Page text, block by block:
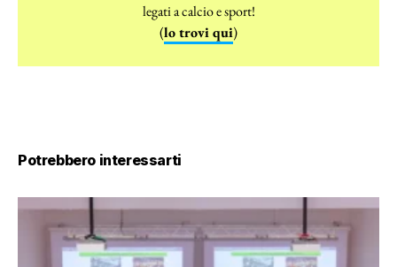
legati a calcio e sport!
(lo trovi qui)
Potrebbero interessarti